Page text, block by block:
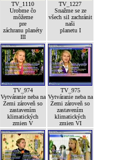
TV_1110
Urobme čo
môžeme
pre
záchranu planéty
III
TV_1227
Snažme se ze
všech sil zachránit
naši
planetu I
TV_974
Vytváranie neba na
Zemi zároveň so
zastavením
klimatických
zmien V
TV_975
Vytváranie neba na
Zemi zároveň so
zastavením
klimatických
zmien VI